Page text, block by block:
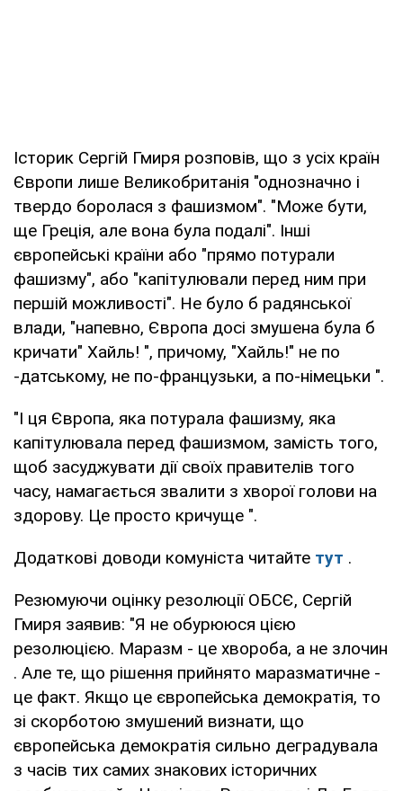
Історик Сергій Гмиря розповів, що з усіх країн
Європи лише Великобританія "однозначно і
твердо боролася з фашизмом". "Може бути,
ще Греція, але вона була подалі". Інші
європейські країни або "прямо потурали
фашизму", або "капітулювали перед ним при
першій можливості". Не було б радянської
влади, "напевно, Європа досі змушена була б
кричати" Хайль! ", причому, "Хайль!" не по
-датському, не по-французьки, а по-німецьки ".
"І ця Європа, яка потурала фашизму, яка
капітулювала перед фашизмом, замість того,
щоб засуджувати дії своїх правителів того
часу, намагається звалити з хворої голови на
здорову. Це просто кричуще ".
Додаткові доводи комуніста читайте тут .
Резюмуючи оцінку резолюції ОБСЄ, Сергій
Гмиря заявив: "Я не обурююся цією
резолюцією. Маразм - це хвороба, а не злочин
. Але те, що рішення прийнято маразматичне -
це факт. Якщо це європейська демократія, то
зі скорботою змушений визнати, що
європейська демократія сильно деградувала
з часів тих самих знакових історичних